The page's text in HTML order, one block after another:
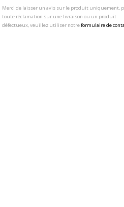
Merci de laisser un avis sur le produit uniquement,
toute réclamation sur une livraison ou un produit
défectueux, veuillez utiliser notreformulaire de